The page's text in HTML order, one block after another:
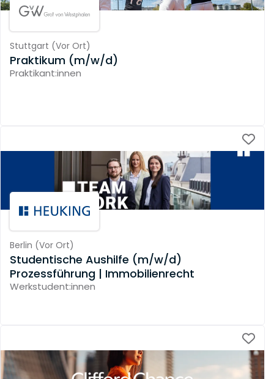
Stuttgart (Vor Ort)
Praktikum (m/w/d)
Praktikant:innen
Berlin (Vor Ort)
Studentische Aushilfe (m/w/d)
Prozessführung | Immobilienrecht
Werkstudent:innen